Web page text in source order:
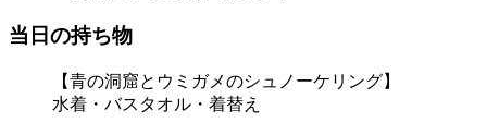
当日の持ち物
【青の洞窟とウミガメのシュノーケリング】
水着・バスタオル・着替え